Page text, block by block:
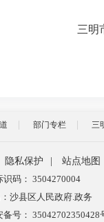
三明市
部门专栏 三
隐私保护 站点地图
识码： 3504270004
沙县区人民政府.政务
号： 35042702350428